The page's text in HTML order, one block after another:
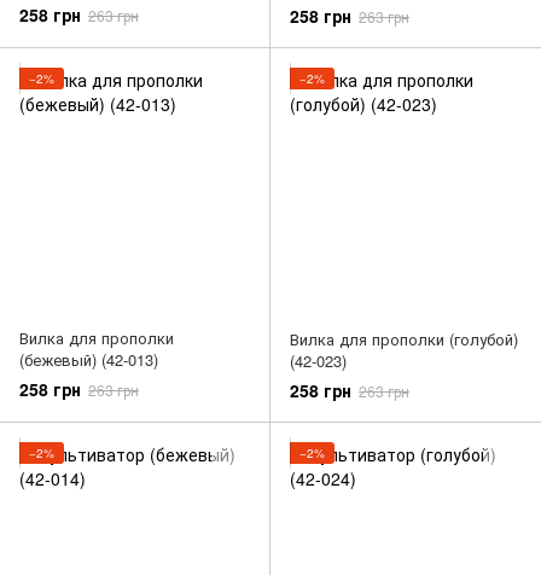
258 грн 263 грн 258 грн 263 грн
−2%
Вилка для прополки
(бежевый) (42-013)
258 грн 263 грн
−2%
Вилка для прополки (голубой)
(42-023)
258 грн 263 грн
−2% −2%